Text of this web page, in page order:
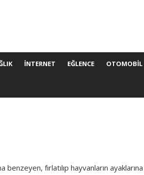
İNTERNET EĞLENCE OTOMOBIL
benzeyen, fırlatılıp hayvanların ayaklarına